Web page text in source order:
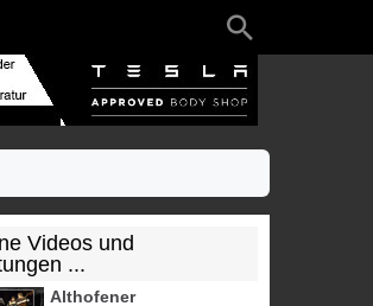
Videos und
...
Althofener